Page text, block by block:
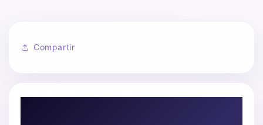
Compartir